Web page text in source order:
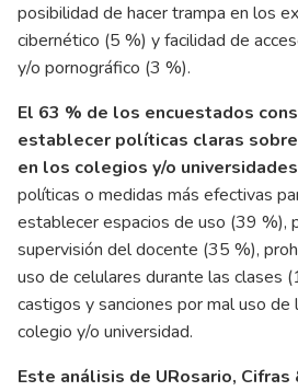
posibilidad de hacer trampa en los
cibernético (5 %) y facilidad de
y/o pornográfico (3 %).
El 63 % de los encuestados
establecer políticas claras
en los colegios y/o universidades
políticas o medidas más efectivas
establecer espacios de uso (39 %),
supervisión del docente (35 %),
uso de celulares durante las clases
castigos y sanciones por mal uso
colegio y/o universidad.
Este análisis de URosario, Cifras